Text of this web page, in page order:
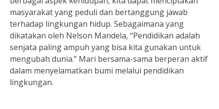
masyarakat yang peduli dan bertanggung jawab
terhadap lingkungan hidup. Sebagaimana yang
dikatakan oleh Nelson Mandela, “Pendidikan adalah
senjata paling ampuh yang bisa kita gunakan untuk
mengubah dunia.” Mari bersama-sama berperan aktif
dalam menyelamatkan bumi melalui pendidikan
lingkungan.